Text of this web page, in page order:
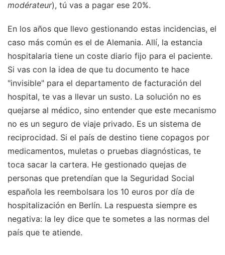
modérateur), tú vas a pagar ese 20%.
En los años que llevo gestionando estas incidencias, el
caso más común es el de Alemania. Allí, la estancia
hospitalaria tiene un coste diario fijo para el paciente.
Si vas con la idea de que tu documento te hace
"invisible" para el departamento de facturación del
hospital, te vas a llevar un susto. La solución no es
quejarse al médico, sino entender que este mecanismo
no es un seguro de viaje privado. Es un sistema de
reciprocidad. Si el país de destino tiene copagos por
medicamentos, muletas o pruebas diagnósticas, te
toca sacar la cartera. He gestionado quejas de
personas que pretendían que la Seguridad Social
española les reembolsara los 10 euros por día de
hospitalización en Berlín. La respuesta siempre es
negativa: la ley dice que te sometes a las normas del
país que te atiende.